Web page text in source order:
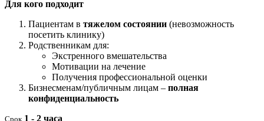
Для кого подходит
Пациентам в тяжелом состоянии (невозможность
посетить клинику)
Родственникам для:
Экстренного вмешательства
Мотивации на лечение
Получения профессиональной оценки
Бизнесменам/публичным лицам – полная
конфиденциальность
Срок 1 - 2 часа